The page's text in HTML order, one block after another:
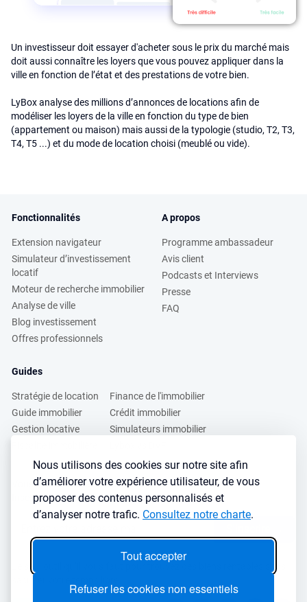
Nous utilisons des cookies sur notre site afin
d’améliorer votre expérience utilisateur, de vous
proposer des contenus personnalisés et
d’analyser notre trafic. Consultez notre charte.
Tout accepter
Refuser les cookies non essentiels
Un investisseur doit essayer d'acheter sous le prix du marché mais
doit aussi connaître les loyers que vous pouvez appliquer dans la
ville en fonction de l’état et des prestations de votre bien.
LyBox analyse des millions d’annonces de locations afin de
modéliser les loyers de la ville en fonction du type de bien
(appartement ou maison) mais aussi de la typologie (studio, T2, T3,
T4, T5 ...) et du mode de location choisi (meublé ou vide).
Fonctionnalités
Extension navigateur
Simulateur d’investissement
locatif
Moteur de recherche immobilier
Analyse de ville
Blog investissement
Offres professionnels
A propos
Programme ambassadeur
Avis client
Podcasts et Interviews
Presse
FAQ
Guides
Stratégie de location
Guide immobilier
Gestion locative
Finance de l'immobilier
Crédit immobilier
Simulateurs immobilier
Vous voulez apprendre à investir dans l’immobilier ?
Inscrivez vous à notre newsletter gratuite :